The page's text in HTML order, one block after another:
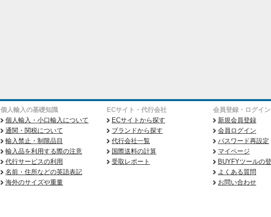
個人輸入の基礎知識
個人輸入・小口輸入について
通関・関税について
輸入禁止・制限品目
輸入品を利用する際の注意
代行サービスの利用
名前・住所などの英語表記
海外のサイズや重量
ECサイト・代行会社
ECサイトから探す
ブランドから探す
代行会社一覧
国際送料の計算
受取レポート
会員登録・ログイン
新規会員登録
会員ログイン
パスワード再設定
マイページ
BUYFYツールの
よくある質問
お問い合わせ